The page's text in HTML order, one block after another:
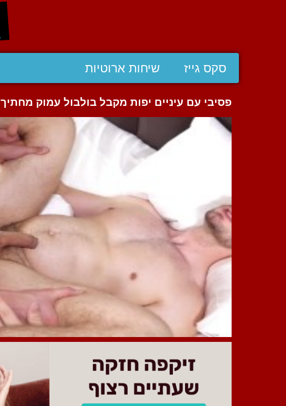
סקס גייז שיחות ארוטיות
פסיבי עם עיניים יפות מקבל בולבול עמוק מחתיך